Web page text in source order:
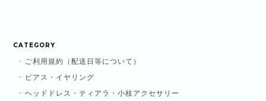
CATEGORY
ご利用規約（配送日等について）
ピアス・イヤリング
ヘッドドレス・ティアラ・小枝アクセサリー